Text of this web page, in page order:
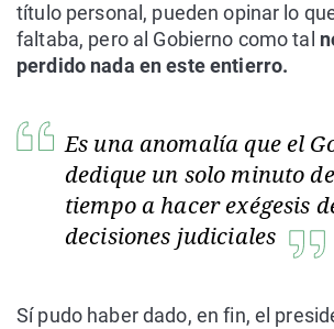
título personal, pueden opinar lo
faltaba, pero al Gobierno como tal
perdido nada en este entierro.
Es una anomalía que el
dedique un solo minuto
tiempo a hacer exégesis
decisiones judiciales
Sí pudo haber dado, en fin, el